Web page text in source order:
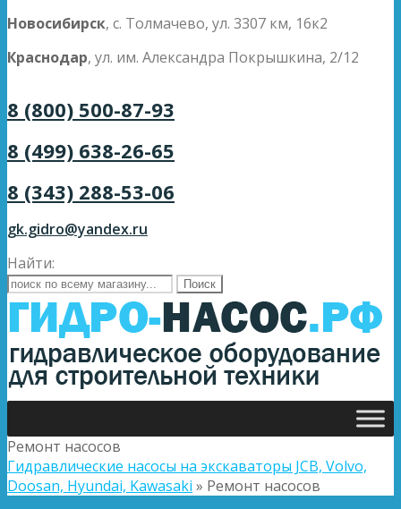
Новосибирск, с. Толмачево, ул. 3307 км, 16к2
Краснодар, ул. им. Александра Покрышкина, 2/12
8 (800) 500-87-93
8 (499) 638-26-65
8 (343) 288-53-06
gk.gidro@yandex.ru
Найти:
Ремонт насосов
Гидравлические насосы на экскаваторы JCB, Volvo,
Doosan, Hyundai, Kawasaki » Ремонт насосов